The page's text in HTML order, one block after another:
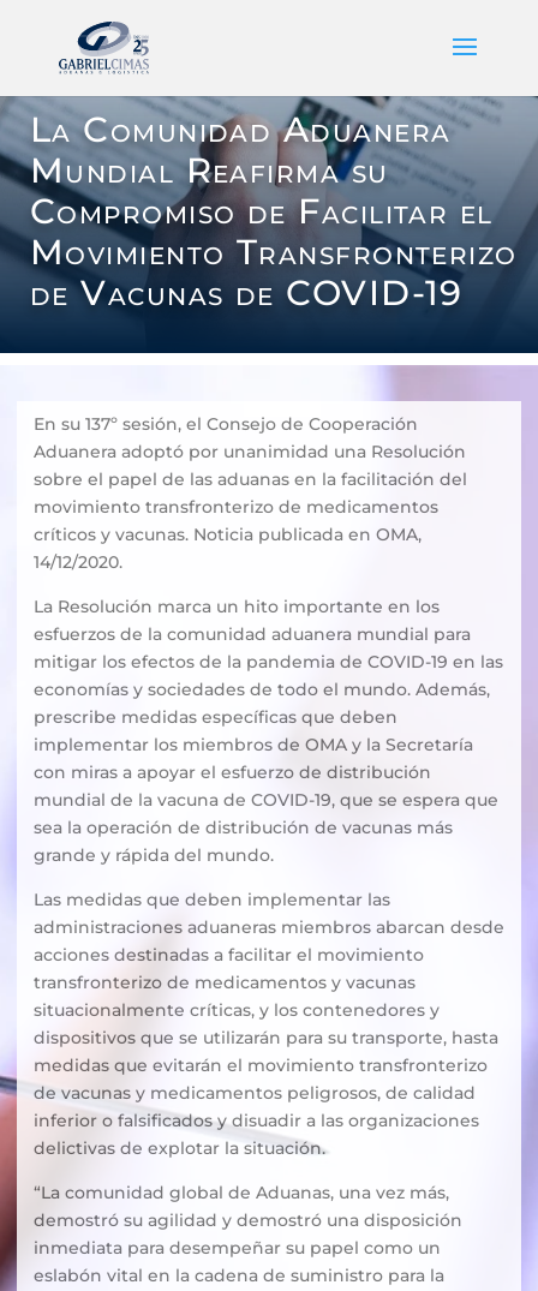
La Comunidad Aduanera
Mundial Reafirma su
Compromiso de Facilitar el
Movimiento Transfronterizo
de Vacunas de COVID-19
En su 137º sesión, el Consejo de Cooperación
Aduanera adoptó por unanimidad una Resolución
sobre el papel de las aduanas en la facilitación del
movimiento transfronterizo de medicamentos
críticos y vacunas. Noticia publicada en OMA,
14/12/2020.
La Resolución marca un hito importante en los
esfuerzos de la comunidad aduanera mundial para
mitigar los efectos de la pandemia de COVID-19 en las
economías y sociedades de todo el mundo. Además,
prescribe medidas específicas que deben
implementar los miembros de OMA y la Secretaría
con miras a apoyar el esfuerzo de distribución
mundial de la vacuna de COVID-19, que se espera que
sea la operación de distribución de vacunas más
grande y rápida del mundo.
Las medidas que deben implementar las
administraciones aduaneras miembros abarcan desde
acciones destinadas a facilitar el movimiento
transfronterizo de medicamentos y vacunas
situacionalmente críticas, y los contenedores y
dispositivos que se utilizarán para su transporte, hasta
medidas que evitarán el movimiento transfronterizo
de vacunas y medicamentos peligrosos, de calidad
inferior o falsificados y disuadir a las organizaciones
delictivas de explotar la situación.
“La comunidad global de Aduanas, una vez más,
demostró su agilidad y demostró una disposición
inmediata para desempeñar su papel como un
eslabón vital en la cadena de suministro para la